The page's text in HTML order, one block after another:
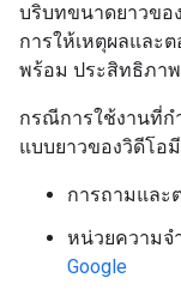
บริบทขนาดยาวขอ
การให้เหตุผลและ
พร้อม ประสิทธิภา
กรณีการใช้งานที่ก
แบบยาวของวิดีโอ
การถามและ
หน่วยความจ
Google